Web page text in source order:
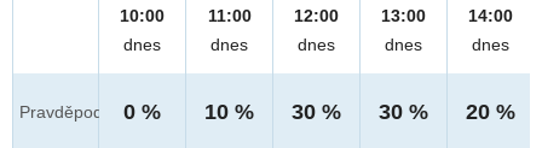
Pravděpod.
10:00
dnes
0 %
11:00
dnes
10 %
12:00
dnes
30 %
13:00
dnes
30 %
14:00
dnes
20 %